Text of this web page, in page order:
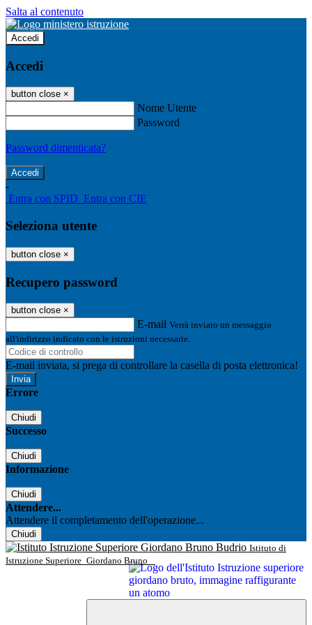
Salta al contenuto
Accedi
Accedi
button close ×
Nome Utente
Password
Password dimenticata?
-
Entra con SPID Entra con CIE
Seleziona utente
button close ×
Recupero password
button close ×
E-mail Verrà inviato un messaggio
all'indirizzo indicato con le istruzioni necessarie.
E-mail inviata, si prega di controllare la casella di posta elettronica!
Errore
Chiudi
Successo
Chiudi
Informazione
Chiudi
Attendere...
Attendere il completamento dell'operazione...
Chiudi
Istituto di
Istruzione Superiore Giordano Bruno